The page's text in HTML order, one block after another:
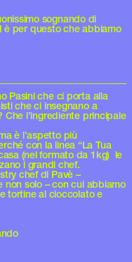
sognando di
è per questo che abbiamo
Pasini che ci porta alla
che ci insegnano a
l’ingrediente principale
è l’aspetto più
con la linea “La Tua
(nel formato da 1kg) le
i grandi chef.
chef di Pavè –
non solo – con cui abbiamo
tortine al cioccolato e